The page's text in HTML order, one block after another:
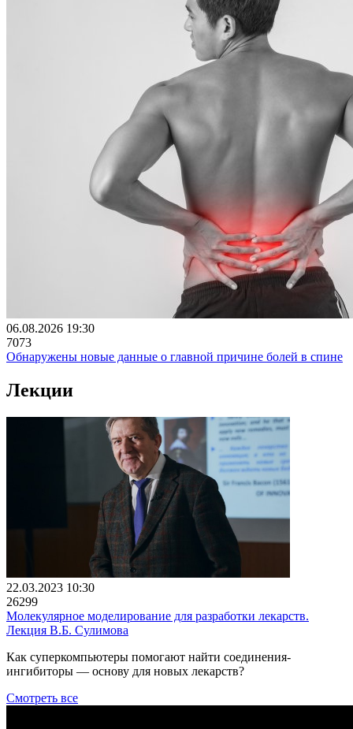
06.08.2026 19:30
7073
Обнаружены новые данные о главной причине болей в спине
Лекции
22.03.2023 10:30
26299
Молекулярное моделирование для разработки лекарств.
Лекция В.Б. Сулимова
Как суперкомпьютеры помогают найти соединения-
ингибиторы — основу для новых лекарств?
Смотреть все